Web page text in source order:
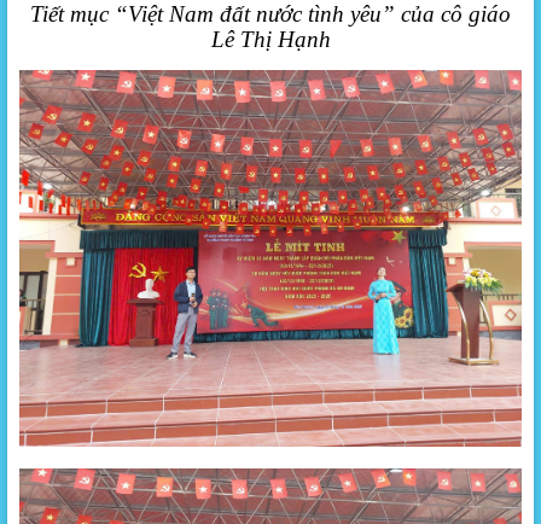
Tiết mục “Việt Nam đất nước tình yêu” của cô giáo
Lê Thị Hạnh